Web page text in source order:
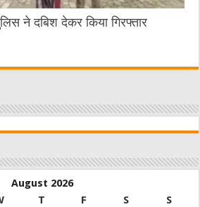
ने दबिश देकर किया गिरफ्तार
August 2026
T F S
S